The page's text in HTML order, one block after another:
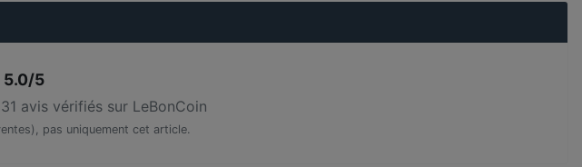
5.0/5
avis vérifiés sur LeBonCoin
pas uniquement cet article.